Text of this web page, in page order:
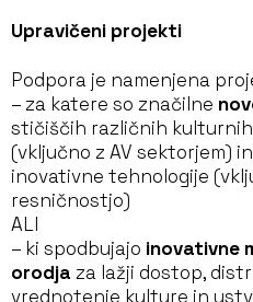
Upravičeni projekti
Podpora je namenjena
– za katere so značilne
stičiščih različnih
(vključno z AV sektorjem)
inovativne tehnologije
resničnostjo)
ALI
– ki spodbujajo inovativne
orodja za lažji dostop,
vrednotenje kulture in